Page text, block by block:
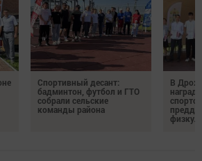
Спортивный десант:
бадминтон, футбол и ГТО
собрали сельские
команды района
В